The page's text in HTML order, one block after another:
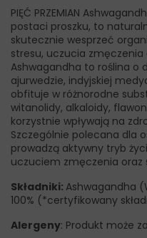
PIĘĆ PRZEMIAN
postaci proszku, to
skutecznie wesprzeć
stresu, uczucia zmęczenia
Ashwagandha to roślina o
ajurwedzie, indyjskiej
obfituje w różnorodne
witanolidy, alkaloidy,
korzystnie wpływają na
Szczególnie polecana dla
prowadzą aktywny tryb
uczuciem zmęczenia oraz
Składniki: Ashwagandha
100% (*certyfikowany
Alergeny: Produkt może